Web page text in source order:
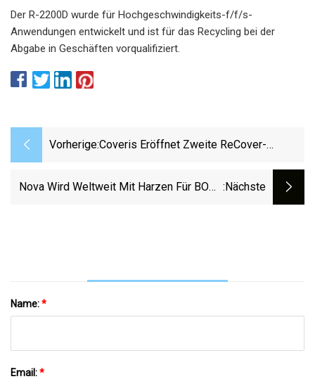
Der R-2200D wurde für Hochgeschwindigkeits-f/f/s-
Anwendungen entwickelt und ist für das Recycling bei der
Abgabe in Geschäften vorqualifiziert.
Vorherige:Coveris Eröffnet Zweite ReCover-
Bedruckter Kunststoffverpackungen
Nova Wird Weltweit Mit Harzen Für BOPE :nächste
Name:*
Email:*